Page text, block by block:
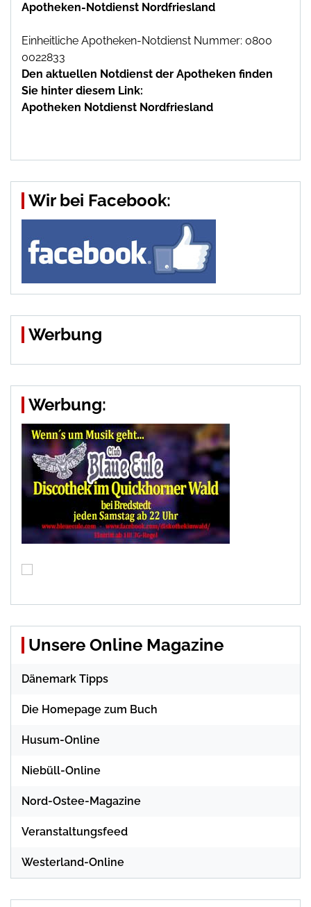
Apotheken-Notdienst Nordfriesland
Einheitliche Apotheken-Notdienst Nummer: 0800
0022833
Den aktuellen Notdienst der Apotheken finden
Sie hinter diesem Link:
Apotheken Notdienst Nordfriesland
Wir bei Facebook:
Werbung
Werbung:
Unsere Online Magazine
Dänemark Tipps
Die Homepage zum Buch
Husum-Online
Niebüll-Online
Nord-Ostee-Magazine
Veranstaltungsfeed
Westerland-Online